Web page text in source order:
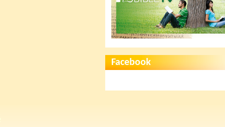
Facebook